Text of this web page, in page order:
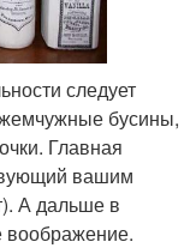
следует
жемчужные бусины,
Главная
вашим
А дальше в
воображение.